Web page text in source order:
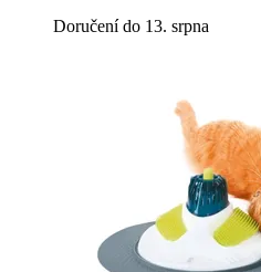
Doručení do 13. srpna